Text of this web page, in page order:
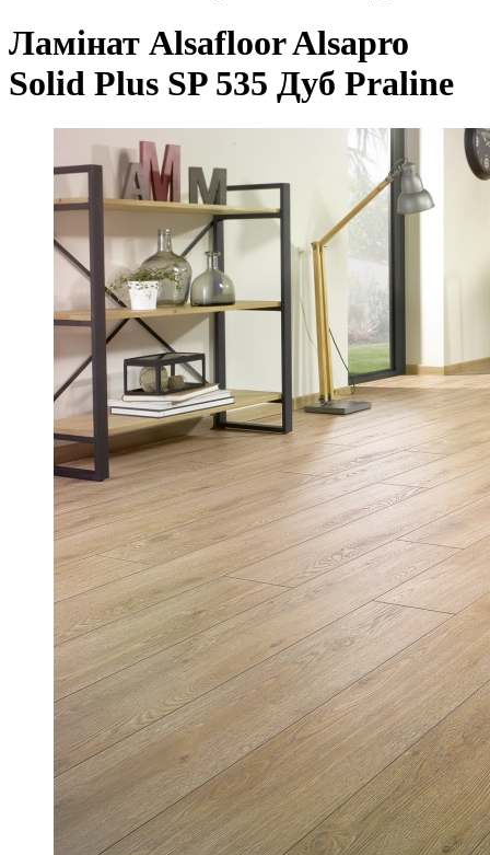
Ламінат Alsafloor Alsapro
Solid Plus SP 535 Дуб Praline